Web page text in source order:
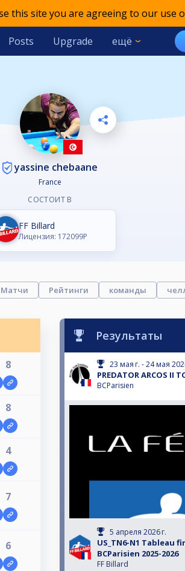
this site you are agreeing to our use
Posts Upgrade ещё
yassine chebaane
France
СОСТОИТ В
FF Billard
Лицензия: 172099P
Матчи Рейтинги команды
8
8
4
7
6
Результаты
23 мая г. - 24 мая
PREDATOR ARCOS II
BCParisien
5 апреля 2026 г.
US_TN6-N1 Tableau
BCParisien 2025-2026
FF Billard